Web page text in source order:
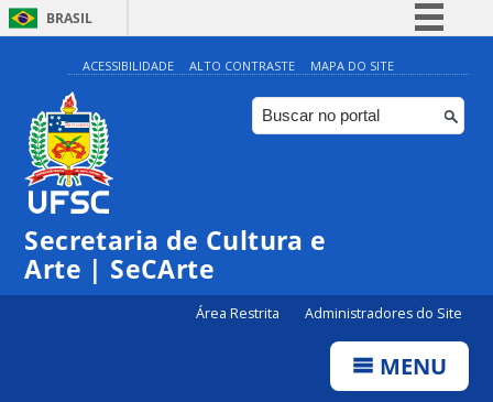
BRASIL
Simplifique!
Comunica BR
Participe
ACESSIBILIDADE ALTO CONTRASTE MAPA DO SITE
Secretaria de Cultura e
Arte | SeCArte
Área Restrita Administradores do Site
MENU